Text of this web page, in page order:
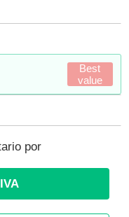
Best
value
por